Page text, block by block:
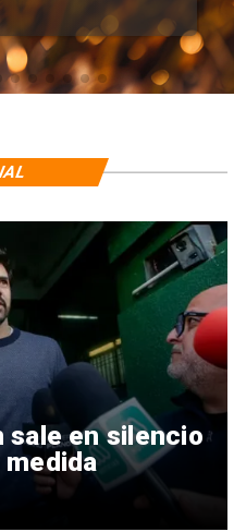
sale en silencio